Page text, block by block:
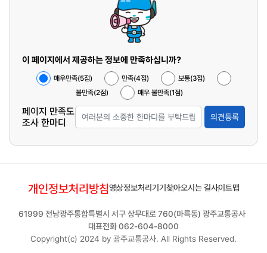
이 페이지에서 제공하는 정보에 만족하십니까?
매우만족(5점) 만족(4점)
보통(3점)
불만족(2점)
매우 불만족(1점)
페이지 만족도
조사 한마디
의견등록
개인정보처리방침영상정보처리기기 찾아오시는 길사이트맵
61999 전남광주통합특별시 서구 상무대로 760(마륵동) 광주교통공사
대표전화 062-604-8000
Copyright(c) 2024 by 광주교통공사. All Rights Reserved.